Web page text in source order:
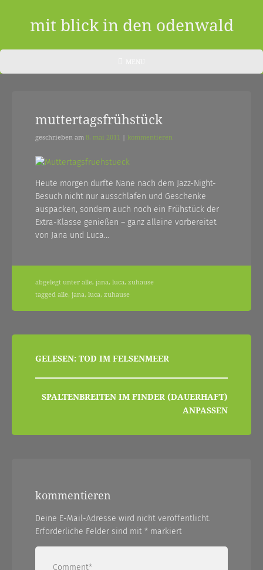
mit blick in den odenwald
blog
dem
odenwald
zwischendurch
nebenher…
muttertagsfrühstück
geschrieben am 8. mai 2011 | kommentieren
Heute morgen durfte Nane nach dem Jazz-Night-
Besuch nicht nur ausschlafen und Geschenke
auspacken, sondern auch noch ein Frühstück der
Extra-Klasse genießen – ganz alleine vorbereitet
von Jana und Luca…
abgelegt unter alle, jana, luca, zuhause
tagged alle, jana, luca, zuhause
beitragsnavigation
GELESEN: TOD IM FELSENMEER
SPALTENBREITEN IM FINDER (DAUERHAFT)
ANPASSEN
kommentieren
Deine E-Mail-Adresse wird nicht veröffentlicht.
Erforderliche Felder sind mit * markiert